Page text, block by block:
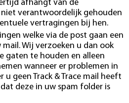
afhangt van de
verantwoordelijk gehouden
vertragingen bij hen.
welke via de post gaan een
mail. Wij verzoeken u dan ook
gaten te houden en alleen
wanneer er problemen in
u geen Track & Trace mail heeft
deze in uw spam folder is